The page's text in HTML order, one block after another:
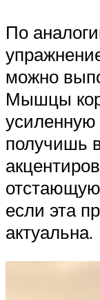
По
можно
Мышцы
усиленную
получишь
если эта
актуальна.